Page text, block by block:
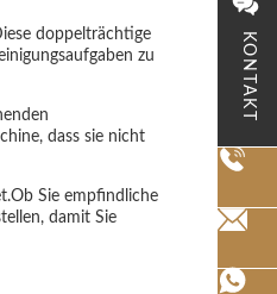
KONTAKT
doppelträchtige
zu
dass sie nicht
Sie empfindliche
damit Sie